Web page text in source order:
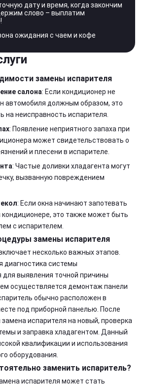
дату и время, когда закончим
слово – выплатим
ожидания с чаем и кофе
замены испарителя
салона: Если кондиционер не
автомобиля должным образом, это
на неисправность испарителя.
: Появление неприятного запаха при
может свидетельствовать о
и плесени в испарителе.
: Частые доливки хладагента могут
вызванную повреждением
: Если окна начинают запотевать
это также может быть
с испарителем.
замены испарителя
несколько важных этапов.
диагностика системы
для выявления точной причины
осуществляется демонтаж панели
обычно расположен в
под приборной панелью. После
замена испарителя на новый, проверка
и заправка хладагентом. Данный
квалификации и использования
оборудования.
заменить испаритель?
испарителя может стать